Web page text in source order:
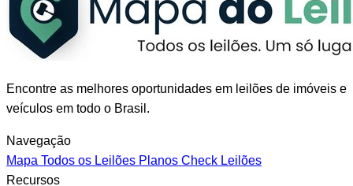
Encontre as melhores oportunidades em leilões de imóveis e
veículos em todo o Brasil.
Navegação
Mapa Todos os Leilões Planos Check Leilões
Recursos